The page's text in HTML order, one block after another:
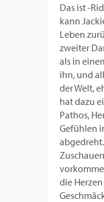
Das ist -
kann
Leben
zweiter
als in
ihn, und
der Welt,
hat dazu
Pathos,
Gefühlen
die